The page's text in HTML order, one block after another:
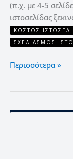
(π.χ. με 4-5
ιστοσελίδας
KΌΣΤΟΣ
ΣΧΕΔΙΑΣΜΌΣ
Περισσότερα »
VPS